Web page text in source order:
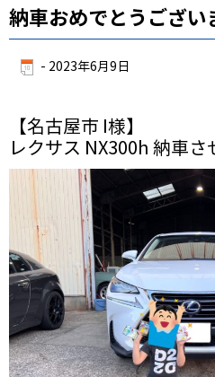
納車おめでとうござい
- 2023年6月9日
【名古屋市 I様】
レクサス NX300h 納車